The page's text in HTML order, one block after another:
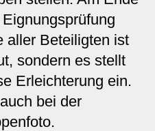
aller Beteiligten ist
sondern es stellt
Erleichterung ein.
bei der